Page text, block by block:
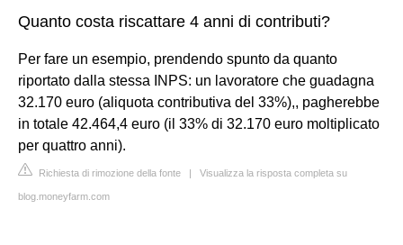
Quanto costa riscattare 4 anni di contributi?
Per fare un esempio, prendendo spunto da quanto
riportato dalla stessa INPS: un lavoratore che guadagna
32.170 euro (aliquota contributiva del 33%),, pagherebbe
in totale 42.464,4 euro (il 33% di 32.170 euro moltiplicato
per quattro anni).
Richiesta di rimozione della fonte | Visualizza la risposta completa su
blog.moneyfarm.com